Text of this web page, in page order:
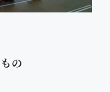
の